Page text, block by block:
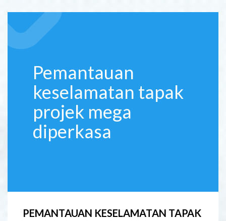
Pemantauan
keselamatan tapak
projek mega
diperkasa
PEMANTAUAN KESELAMATAN TAPAK